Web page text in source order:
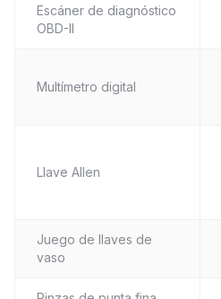
Escáner de diagnóstico
OBD-II
Multímetro digital
Llave Allen
Juego de llaves de
vaso